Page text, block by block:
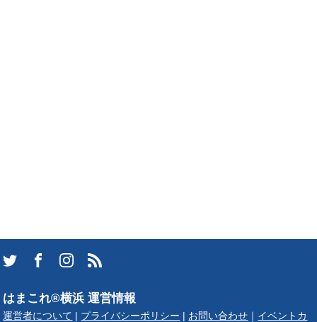
はまこれ®横浜 運営情報
運営者について プライバシーポリシー お問い合わせ イベントカ